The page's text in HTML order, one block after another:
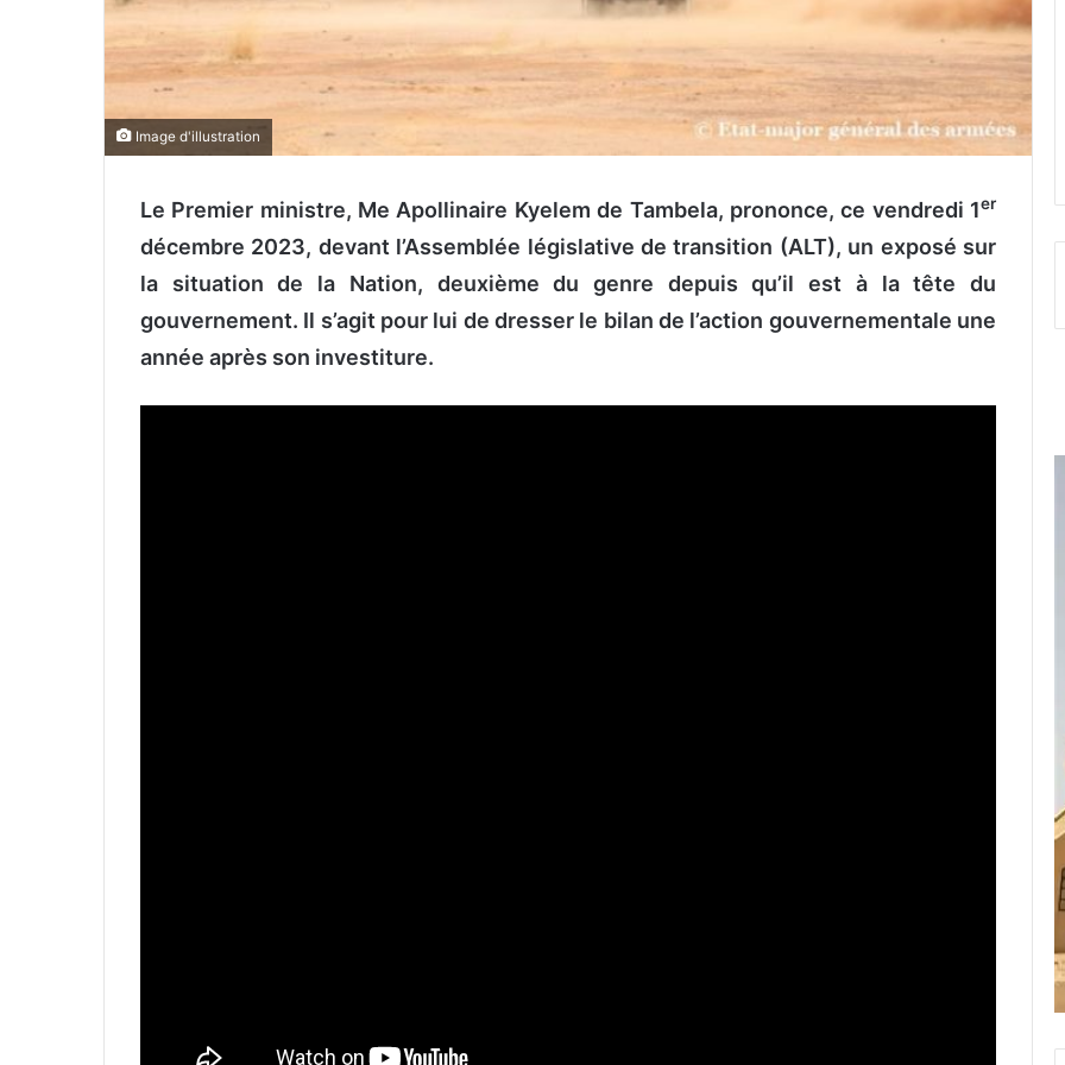
Image d'illustration
Le Premier ministre, Me Apollinaire Kyelem de Tambela, prononce, ce vendredi 1er
décembre 2023, devant l’Assemblée législative de transition (ALT), un exposé sur
la situation de la Nation, deuxième du genre depuis qu’il est à la tête du
gouvernement. Il s’agit pour lui de dresser le bilan de l’action gouvernementale une
année après son investiture.